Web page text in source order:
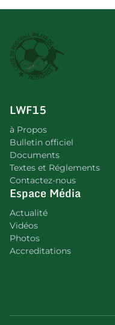
LWF15
à Propos
Bulletin officiel
Documents
Textes et Réglements
Contactez-nous
Espace Média
Actualité
Vidéos
Photos
Accreditations